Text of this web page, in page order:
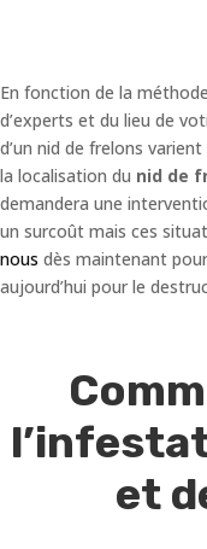
En fonction de la
d’experts et du lieu de
d’un nid de frelons
la localisation du nid de
demandera une
un surcoût mais ces
nous dès maintenant
aujourd’hui pour le
et